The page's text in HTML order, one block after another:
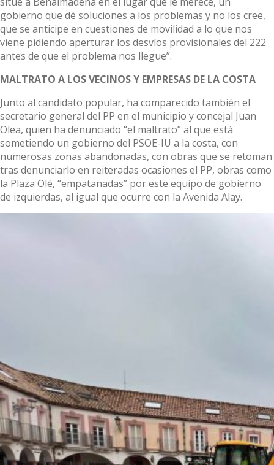
gobierno que dé soluciones a los problemas y no los cree,
que se anticipe en cuestiones de movilidad a lo que nos
viene pidiendo aperturar los desvíos provisionales del 222
antes de que el problema nos llegue”.
MALTRATO A LOS VECINOS Y EMPRESAS DE LA COSTA
Junto al candidato popular, ha comparecido también el
secretario general del PP en el municipio y concejal Juan
Olea, quien ha denunciado “el maltrato” al que está
sometiendo un gobierno del PSOE-IU a la costa, con
numerosas zonas abandonadas, con obras que se retoman
tras denunciarlo en reiteradas ocasiones el PP, obras como
la Plaza Olé, “empatanadas” por este equipo de gobierno
de izquierdas, al igual que ocurre con la Avenida Alay.